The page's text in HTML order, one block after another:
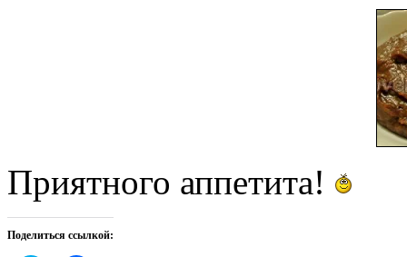
Приятного аппетита!
Поделиться ссылкой: